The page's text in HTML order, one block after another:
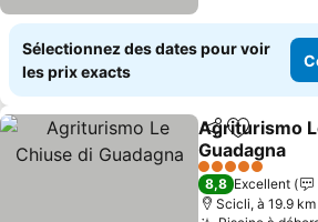
Sélectionnez des dates pour voir
les prix exacts
PartagerAjouter à
Agriturismo
Guadagna
Consulter les
5 Étoiles
8,8 Excellent
Scicli, à 19.9